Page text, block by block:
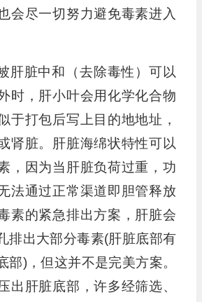
会尽一切努力避免毒素进入
肝脏中和（去除毒性）可以
时，肝小叶会用化学化合物
于打包后写上目的地地址，
肾脏。肝脏海绵状特性可以
，因为当肝脏负荷过重，功
法通过正常渠道即胆管释放
素的紧急排出方案，肝脏会
排出大部分毒素(肝脏底部有
部)，但这并不是完美方案。
出肝脏底部，许多经筛选、